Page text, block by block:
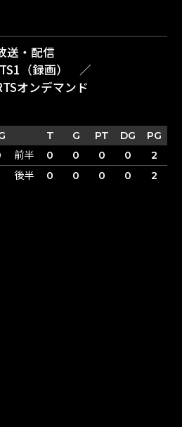
送・配信
（録画）
／
オンデマンド
T G PT DG
PG
前半 0 0 0 0
2
後半 0 0 0 0 2